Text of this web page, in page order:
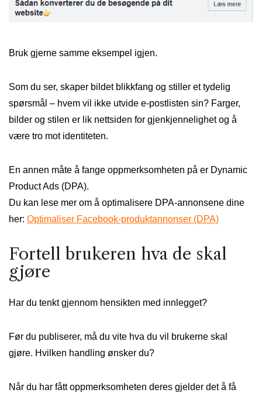
Bruk gjerne samme eksempel igjen.
Som du ser, skaper bildet blikkfang og stiller et tydelig
spørsmål – hvem vil ikke utvide e-postlisten sin? Farger,
bilder og stilen er lik nettsiden for gjenkjennelighet og å
være tro mot identiteten.
En annen måte å fange oppmerksomheten på er Dynamic
Product Ads (DPA).
Du kan lese mer om å optimalisere DPA-annonsene dine
her: Optimaliser Facebook-produktannonser (DPA)
Fortell brukeren hva de skal
gjøre
Har du tenkt gjennom hensikten med innlegget?
Før du publiserer, må du vite hva du vil brukerne skal
gjøre. Hvilken handling ønsker du?
Når du har fått oppmerksomheten deres gjelder det å få